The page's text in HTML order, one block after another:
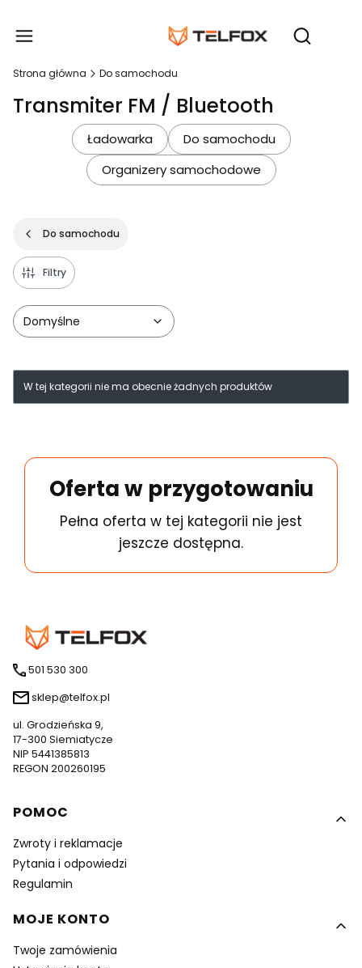
Otwórz
Strona główna Do samochodu
Transmiter FM / Bluetooth
Ładowarka
Do samochodu
Organizery samochodowe
Do samochodu
Filtry
Domyślne
Lista produktów
W tej kategorii nie ma obecnie żadnych produktów
Oferta w przygotowaniu
Pełna oferta w tej kategorii nie jest
jeszcze dostępna.
501 530 300
sklep@telfox.pl
ul. Grodzieńska 9,
17-300 Siemiatycze
NIP 5441385813
REGON 200260195
Linki w stopce
POMOC
Zwroty i reklamacje
Pytania i odpowiedzi
Regulamin
MOJE KONTO
Twoje zamówienia